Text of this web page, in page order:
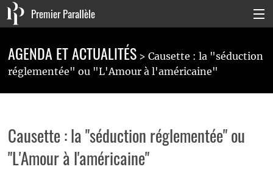
Premier Parallèle
Collection Carnets
Collection Poche
AGENDA ET ACTUALITÉS
Causette : la "séduction
réglementée" ou "L'Amour à l'américaine"
Causette : la "séduction réglementée" ou
"L'Amour à l'américaine"